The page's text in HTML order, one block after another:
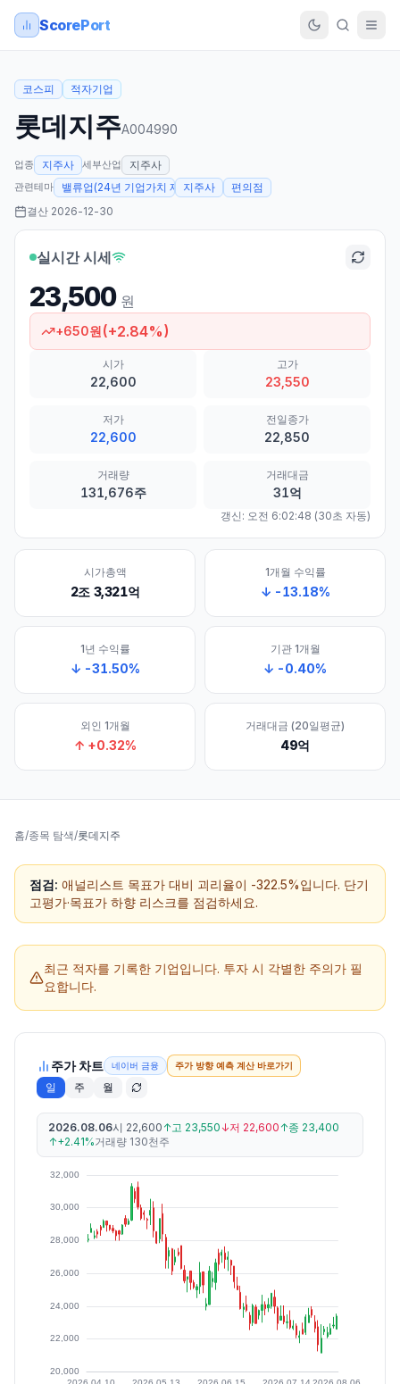
ScorePort
코스피 적자기업
롯데지주A004990
업종 지주사 세부산업 지주사
관련테마 밸류업(24년 기업가치 제고계획 발표)
지주사
편의점
결산 2026-12-30
실시간 시세
23,500 원
+650원(+2.84%)
시가
22,600
고가
23,550
저가
22,600
전일종가
22,850
거래량
131,676주
거래대금
31억
갱신: 오전 6:02:48 (30초 자동)
시가총액
2조 3,321억
1개월 수익률
↓ -13.18%
1년 수익률
↓ -31.50%
기관 1개월
↓ -0.40%
외인 1개월
↑ +0.32%
거래대금 (20일평균)
49억
홈/종목 탐색/롯데지주
점검: 애널리스트 목표가 대비 괴리율이 -322.5%입니다. 단기
고평가·목표가 하향 리스크를 점검하세요.
최근 적자를 기록한 기업입니다. 투자 시 각별한 주의가 필
요합니다.
주가 차트 네이버 금융 주가 방향 예측 계산 바로가기
일 주 월
2026.08.06시 22,600 ↑고 23,550↓저 22,600 ↑종 23,400
↑+2.41%거래량 130천주